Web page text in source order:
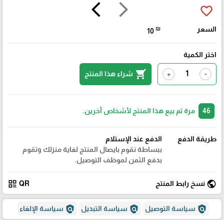
arrow_forward_ios
arrow_back_ios favorite_border
السعر 10 ₪
اختر الكمية
-
+
shopping_cart شراء هذا المنتج
مرة تم بيع هذا المنتج لأشخاص آخرين.
طريقة الدفع
الدفع عند الإستلام
ببساطة نقوم بايصال المنتج لغاية منزلك وتقوم
بدفع الثمن لموظف التوصيل.
public نسخ رابط المنتج QR
qr_code
policy سياسة التوصيل policy سياسة التبديل policy سياسة الإلغاء